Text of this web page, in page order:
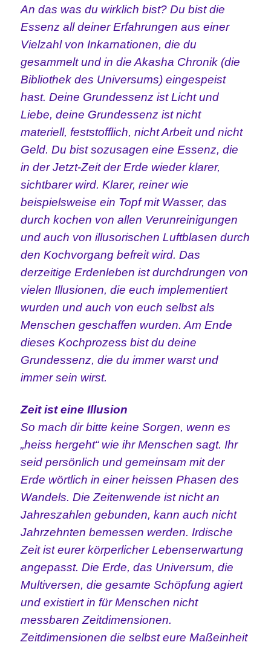
An das was du wirklich bist? Du bist die
Essenz all deiner Erfahrungen aus einer
Vielzahl von Inkarnationen, die du
gesammelt und in die Akasha Chronik (die
Bibliothek des Universums) eingespeist
hast. Deine Grundessenz ist Licht und
Liebe, deine Grundessenz ist nicht
materiell, feststofflich, nicht Arbeit und nicht
Geld. Du bist sozusagen eine Essenz, die
in der Jetzt-Zeit der Erde wieder klarer,
sichtbarer wird. Klarer, reiner wie
beispielsweise ein Topf mit Wasser, das
durch kochen von allen Verunreinigungen
und auch von illusorischen Luftblasen durch
den Kochvorgang befreit wird. Das
derzeitige Erdenleben ist durchdrungen von
vielen Illusionen, die euch implementiert
wurden und auch von euch selbst als
Menschen geschaffen wurden. Am Ende
dieses Kochprozess bist du deine
Grundessenz, die du immer warst und
immer sein wirst.
Zeit ist eine Illusion
So mach dir bitte keine Sorgen, wenn es
„heiss hergeht“ wie ihr Menschen sagt. Ihr
seid persönlich und gemeinsam mit der
Erde wörtlich in einer heissen Phasen des
Wandels. Die Zeitenwende ist nicht an
Jahreszahlen gebunden, kann auch nicht
Jahrzehnten bemessen werden. Irdische
Zeit ist eurer körperlicher Lebenserwartung
angepasst. Die Erde, das Universum, die
Multiversen, die gesamte Schöpfung agiert
und existiert in für Menschen nicht
messbaren Zeitdimensionen.
Zeitdimensionen die selbst eure Maßeinheit